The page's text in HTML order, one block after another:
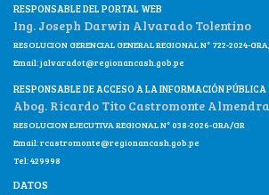
RESPONSABLE DEL PORTAL WEB
Ing. Joseph Darwin Alvarado Tolentino
RESOLUCION GERENCIAL GENERAL REGIONAL N° 722-2024-
Email:jalvaradot@regionancash.gob.pe
RESPONSABLE DE ACCESO A LA INFORMACIÓN PÚBLICA
Abog. Ricardo Tito Castromonte
RESOLUCION EJECUTIVA REGIONAL N° 038-2026-GRA/GR
Email:rcastromonte@regionancash.gob.pe
Tel: 429998
DATOS